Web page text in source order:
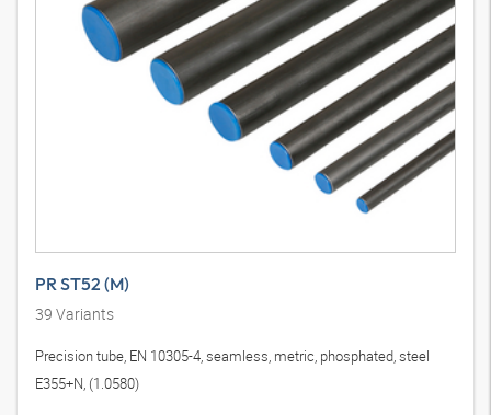
PR ST52 (M)
39 Variants
Precision tube, EN 10305-4, seamless, metric, phosphated, steel
E355+N, (1.0580)